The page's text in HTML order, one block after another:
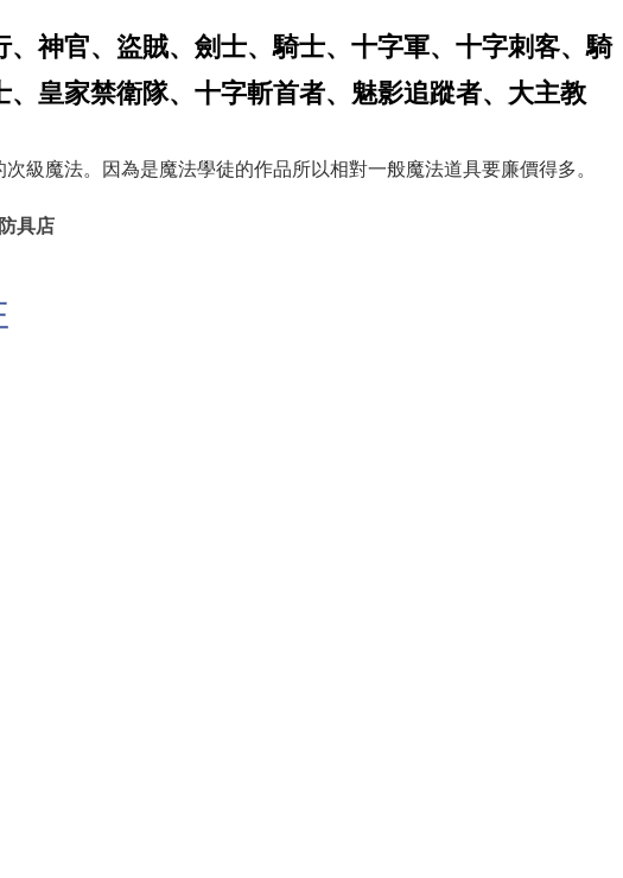
神官、盜賊、劍士、騎士、十字軍、十字刺客、騎
皇家禁衛隊、十字斬首者、魅影追蹤者、大主教
級魔法。因為是魔法學徒的作品所以相對一般魔法道具要廉價得多。
具店